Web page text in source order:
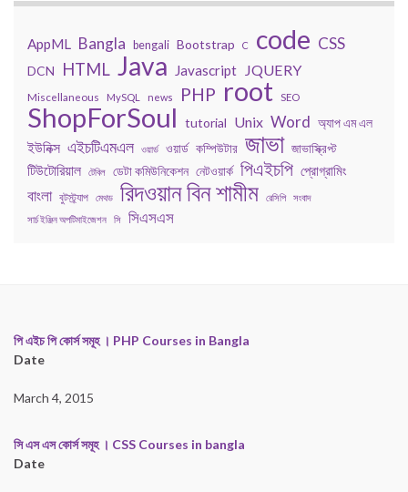
AppML Bangla bengali Bootstrap C code CSS
DCN HTML Java Javascript JQUERY
Miscellaneous MySQL news PHP root SEO
ShopForSoul tutorial Unix Word অ্যাপ এম এল
ইউনিক্স এইচটিএমএল ওয়ার্ড ওয়ার্ড কম্পিউটার জাভা জাভাস্ক্রিপ্ট
টিউটোরিয়াল টেবিল ডেটা কমিউনিকেশন নেটওয়ার্ক পিএইচপি প্রোগ্রামিং
বাংলা বুটস্ট্র্যাপ মেথড রিদওয়ান বিন শামীম রেসিপি
সংবাদ
সার্চ ইঞ্জিন অপটিমাইজেশন
সি সিএসএস
পি এইচ পি কোর্স সমূহ । PHP Courses in Bangla
Date
March 4, 2015
সি এস এস কোর্স সমূহ । CSS Courses in bangla
Date